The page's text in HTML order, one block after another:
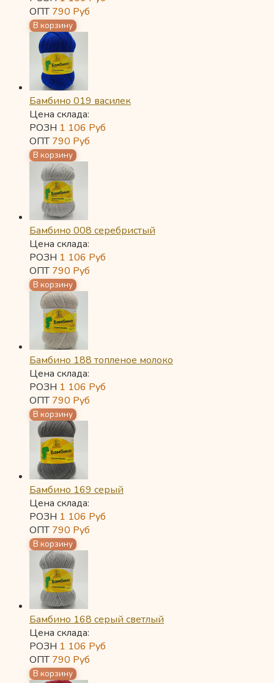
ОПТ790 Руб
Бамбино 019 василек
Цена склада:
РОЗН 1 106 Руб
ОПТ790 Руб
Бамбино 008 серебристый
Цена склада:
РОЗН 1 106 Руб
ОПТ790 Руб
Бамбино 188 топленое молоко
Цена склада:
РОЗН 1 106 Руб
ОПТ790 Руб
Бамбино 169 серый
Цена склада:
РОЗН 1 106 Руб
ОПТ790 Руб
Бамбино 168 серый светлый
Цена склада:
РОЗН 1 106 Руб
ОПТ790 Руб